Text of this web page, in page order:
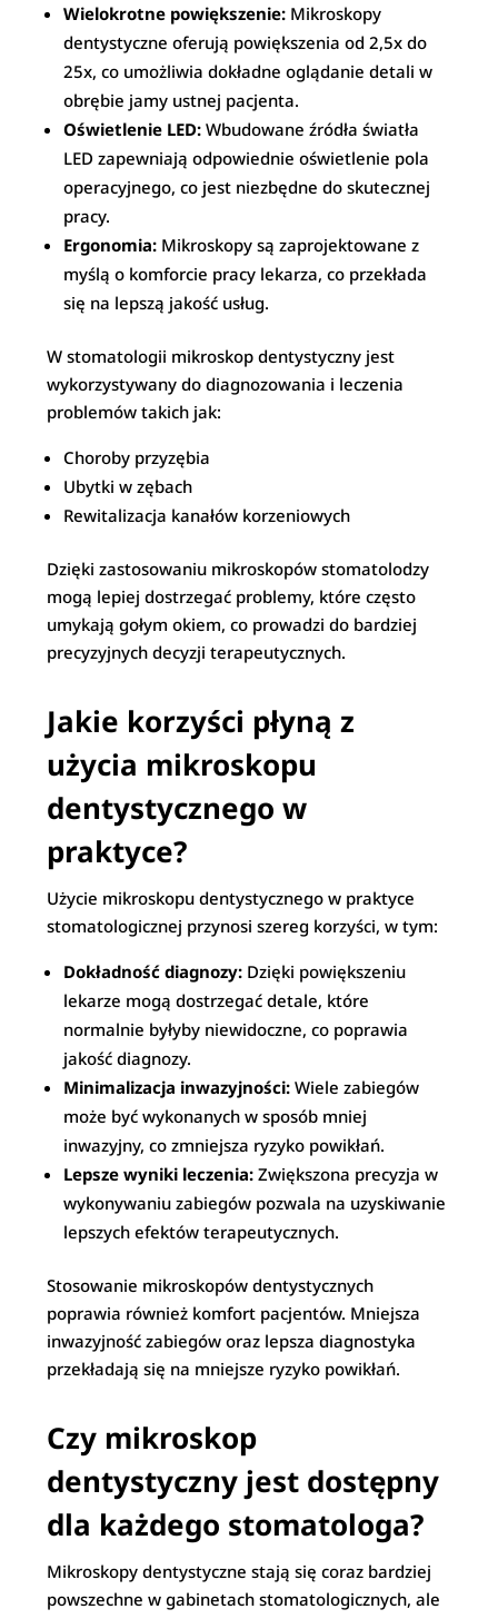
Wielokrotne powiększenie: Mikroskopy
dentystyczne oferują powiększenia od 2,5x do
25x, co umożliwia dokładne oglądanie detali w
obrębie jamy ustnej pacjenta.
Oświetlenie LED: Wbudowane źródła światła
LED zapewniają odpowiednie oświetlenie pola
operacyjnego, co jest niezbędne do skutecznej
pracy.
Ergonomia: Mikroskopy są zaprojektowane z
myślą o komforcie pracy lekarza, co przekłada
się na lepszą jakość usług.
W stomatologii mikroskop dentystyczny jest
wykorzystywany do diagnozowania i leczenia
problemów takich jak:
Choroby przyzębia
Ubytki w zębach
Rewitalizacja kanałów korzeniowych
Dzięki zastosowaniu mikroskopów stomatolodzy
mogą lepiej dostrzegać problemy, które często
umykają gołym okiem, co prowadzi do bardziej
precyzyjnych decyzji terapeutycznych.
Jakie korzyści płyną z
użycia mikroskopu
dentystycznego w
praktyce?
Użycie mikroskopu dentystycznego w praktyce
stomatologicznej przynosi szereg korzyści, w tym:
Dokładność diagnozy: Dzięki powiększeniu
lekarze mogą dostrzegać detale, które
normalnie byłyby niewidoczne, co poprawia
jakość diagnozy.
Minimalizacja inwazyjności: Wiele zabiegów
może być wykonanych w sposób mniej
inwazyjny, co zmniejsza ryzyko powikłań.
Lepsze wyniki leczenia: Zwiększona precyzja w
wykonywaniu zabiegów pozwala na uzyskiwanie
lepszych efektów terapeutycznych.
Stosowanie mikroskopów dentystycznych
poprawia również komfort pacjentów. Mniejsza
inwazyjność zabiegów oraz lepsza diagnostyka
przekładają się na mniejsze ryzyko powikłań.
Czy mikroskop
dentystyczny jest dostępny
dla każdego stomatologa?
Mikroskopy dentystyczne stają się coraz bardziej
powszechne w gabinetach stomatologicznych, ale